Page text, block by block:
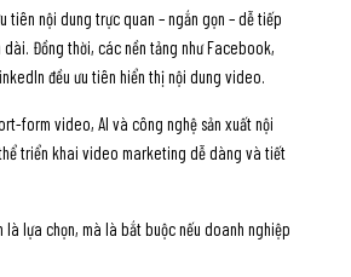
tiên nội dung trực quan – ngắn gọn – dễ tiếp
dài. Đồng thời, các nền tảng như Facebook,
đều ưu tiên hiển thị nội dung video.
form video, AI và công nghệ sản xuất nội
triển khai video marketing dễ dàng và tiết
là lựa chọn, mà là bắt buộc nếu doanh nghiệp